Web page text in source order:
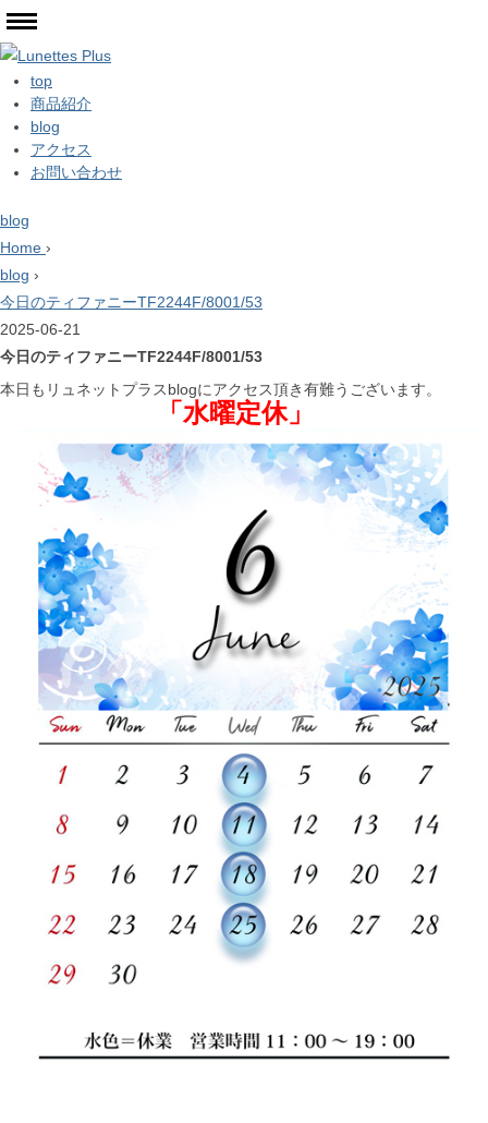
top
商品紹介
blog
アクセス
お問い合わせ
blog
Home ›
blog ›
今日のティファニーTF2244F/8001/53
2025-06-21
今日のティファニーTF2244F/8001/53
本日もリュネットプラスblogにアクセス頂き有難うございます。
「水曜定休」